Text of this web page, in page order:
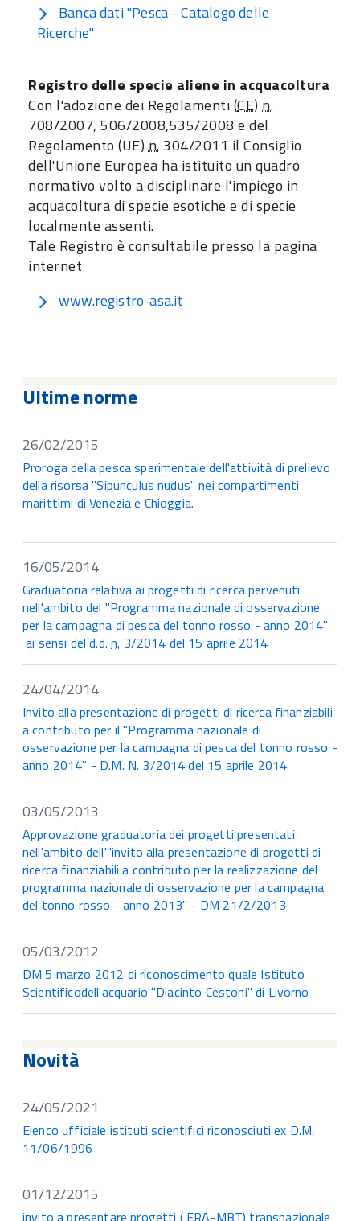
Banca dati "Pesca - Catalogo delle
Ricerche"
Registro delle specie aliene in acquacoltura
Con l'adozione dei Regolamenti (CE)n.
708/2007, 506/2008,535/2008 e del
Regolamento (UE)n.304/2011 il Consiglio
dell'Unione Europea ha istituito un quadro
normativo volto a disciplinare l'impiego in
acquacoltura di specie esotiche e di specie
localmente assenti.
Tale Registro è consultabile presso la pagina
internet
www.registro-asa.it
Ultime norme
26/02/2015
Proroga della pesca sperimentale dell'attività di prelievo
della risorsa "Sipunculus nudus" nei compartimenti
marittimi di Venezia e Chioggia.
16/05/2014
Graduatoria relativa ai progetti di ricerca pervenuti
nell'ambito del "Programma nazionale di osservazione
per la campagna di pesca del tonno rosso - anno 2014"
ai sensi del d.d.n. 3/2014 del 15 aprile 2014
24/04/2014
Invito alla presentazione di progetti di ricerca finanziabili
a contributo per il "Programma nazionale di
osservazione per la campagna di pesca del tonno rosso -
anno 2014" - D.M. N. 3/2014 del 15 aprile 2014
03/05/2013
Approvazione graduatoria dei progetti presentati
nell'ambito dell'"invito alla presentazione di progetti di
ricerca finanziabili a contributo per la realizzazione del
programma nazionale di osservazione per la campagna
del tonno rosso - anno 2013" - DM 21/2/2013
05/03/2012
DM 5 marzo 2012 di riconoscimento quale Istituto
Scientificodell'acquario "Diacinto Cestoni" di Livorno
Novità
24/05/2021
Elenco ufficiale istituti scientifici riconosciuti ex D.M.
11/06/1996
01/12/2015
invito a presentare progetti ( ERA-MBT) transnazionale